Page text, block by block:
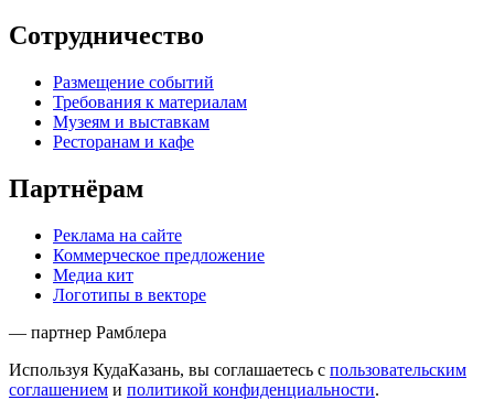
Сотрудничество
Размещение событий
Требования к материалам
Музеям и выставкам
Ресторанам и кафе
Партнёрам
Реклама на сайте
Коммерческое предложение
Медиа кит
Логотипы в векторе
— партнер Рамблера
Используя КудаКазань, вы соглашаетесь с пользовательским
соглашением и политикой конфиденциальности.